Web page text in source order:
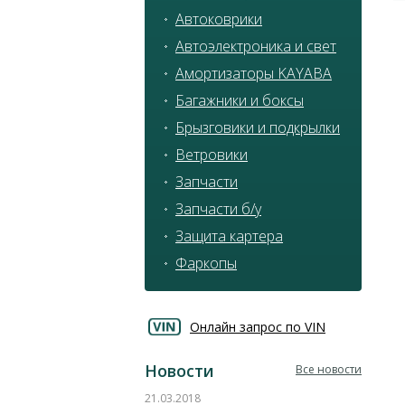
Автоковрики
Автоэлектроника и свет
Амортизаторы KAYABA
Багажники и боксы
Брызговики и подкрылки
Ветровики
Запчасти
Запчасти б/у
Защита картера
Фаркопы
Онлайн запрос по VIN
Новости
Все новости
21.03.2018